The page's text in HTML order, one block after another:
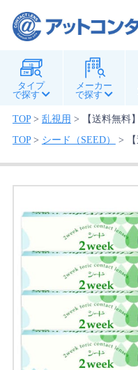
タイプ
で探す
メーカー
で探す
TOP> 乱視用 >
【送料無
TOP> シード（SEED） >